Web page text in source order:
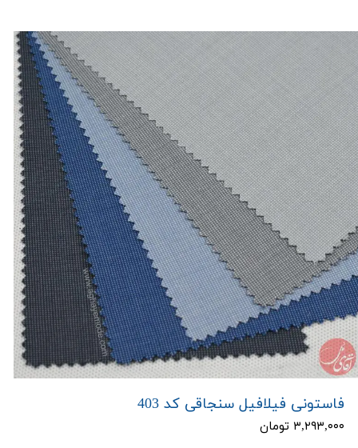
فاستونی فیلافیل سنجاقی کد 403
۳,۲۹۳,۰۰۰ تومان